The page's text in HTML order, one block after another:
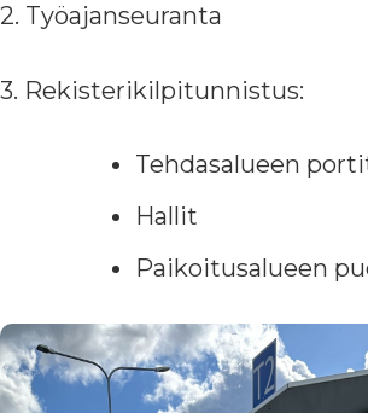
2. Työajanseuranta
3. Rekisterikilpitunnistus:
Tehdasalueen
Hallit
Paikoitusalueen